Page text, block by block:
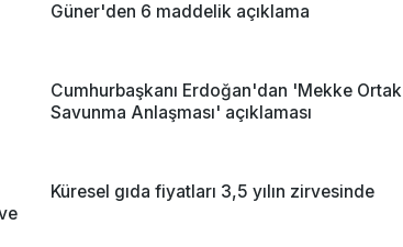
Güner'den 6 maddelik açıklama
Cumhurbaşkanı Erdoğan'dan 'Mekke Ortak
Savunma Anlaşması' açıklaması
Küresel gıda fiyatları 3,5 yılın zirvesinde